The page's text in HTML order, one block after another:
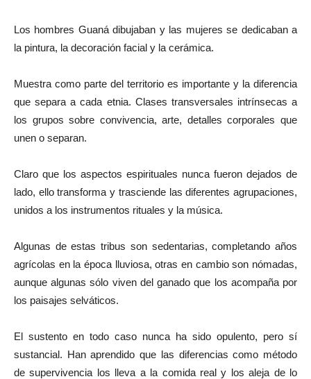
Los hombres Guaná dibujaban y las mujeres se dedicaban a
la pintura, la decoración facial y la cerámica.
Muestra como parte del territorio es importante y la diferencia
que separa a cada etnia. Clases transversales intrínsecas a
los grupos sobre convivencia, arte, detalles corporales que
unen o separan.
Claro que los aspectos espirituales nunca fueron dejados de
lado, ello transforma y trasciende las diferentes agrupaciones,
unidos a los instrumentos rituales y la música.
Algunas de estas tribus son sedentarias, completando años
agrícolas en la época lluviosa, otras en cambio son nómadas,
aunque algunas sólo viven del ganado que los acompaña por
los paisajes selváticos.
El sustento en todo caso nunca ha sido opulento, pero sí
sustancial. Han aprendido que las diferencias como método
de supervivencia los lleva a la comida real y los aleja de lo